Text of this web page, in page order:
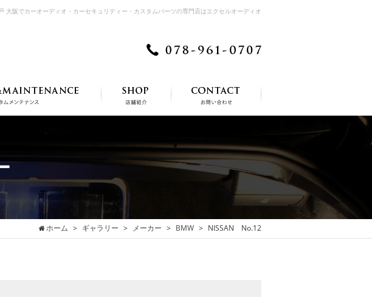
大阪でカーオーディオ・カーセキュリティー・カスタムパーツの専門店はエクセルオーディオ
ホーム ギャラリー メーカー BMW NISSAN No.12